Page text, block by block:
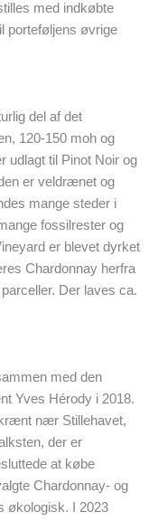
med indkøbte
porteføljens øvrige
del af det
120-150 moh og
udlagt til Pinot Noir og
er veldrænet og
mange steder i
fossilrester og
er blevet dyrket
Chardonnay herfra
Der laves ca.
med den
Yves Hérody i 2018.
nær Stillehavet,
der er
at købe
Chardonnay- og
økologisk. I 2023